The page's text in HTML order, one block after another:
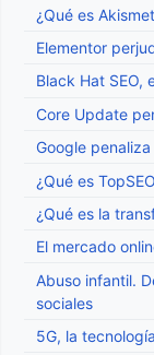
¿Qué es
Elementor
Black Hat SEO,
Core Update
Google
¿Qué es
¿Qué es la
El mercado
Abuso infantil.
sociales
5G, la